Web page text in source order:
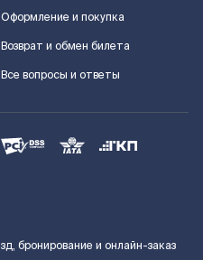
Оформление и покупка
Возврат и обмен билета
Все вопросы и ответы
бронирование и онлайн-заказ